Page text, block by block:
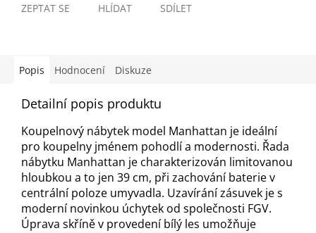
ZEPTAT SE HLÍDAT SDÍLET
Popis Hodnocení Diskuze
Detailní popis produktu
Koupelnový nábytek model Manhattan je ideální
pro koupelny jménem pohodlí a modernosti. Řada
nábytku Manhattan je charakterizován limitovanou
hloubkou a to jen 39 cm, při zachování baterie v
centrální poloze umyvadla. Uzavírání zásuvek je s
moderní novinkou úchytek od společnosti FGV.
Úprava skříně v provedení bílý les umožňuje